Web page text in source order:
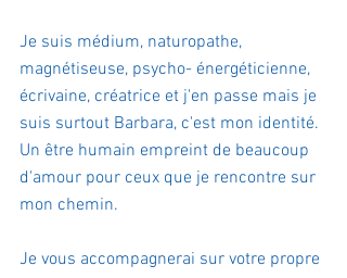
Je suis médium, naturopathe,
magnétiseuse, psycho- énergéticienne,
écrivaine, créatrice et j'en passe mais je
suis surtout Barbara, c'est mon identité.
Un être humain empreint de beaucoup
d'amour pour ceux que je rencontre sur
mon chemin.
Je vous accompagnerai sur votre propre